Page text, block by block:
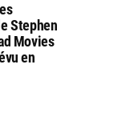
Stephen
Movies
en